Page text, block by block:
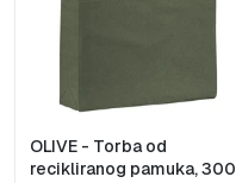
OLIVE - Torba od
recikliranog pamuka, 300